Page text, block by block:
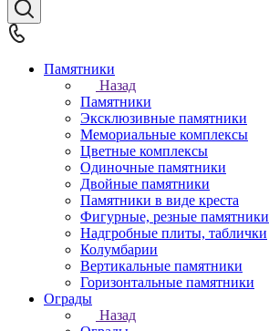
Памятники
Назад
Памятники
Эксклюзивные памятники
Мемориальные комплексы
Цветные комплексы
Одиночные памятники
Двойные памятники
Памятники в виде креста
Фигурные, резные памятники
Надгробные плиты, таблички
Колумбарии
Вертикальные памятники
Горизонтальные памятники
Ограды
Назад